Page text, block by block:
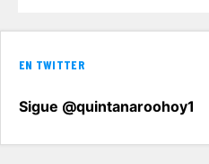
EN TWITTER
Sigue @quintanaroohoy1